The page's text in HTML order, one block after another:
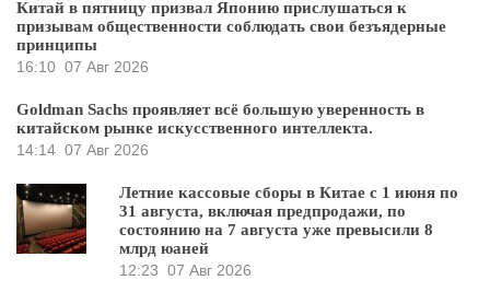
Китай в пятницу призвал Японию прислушаться к
призывам общественности соблюдать свои безъядерные
принципы
16:10 07 Авг 2026
Goldman Sachs проявляет всё большую уверенность в
китайском рынке искусственного интеллекта.
14:14 07 Авг 2026
Летние кассовые сборы в Китае с 1 июня по
31 августа, включая предпродажи, по
состоянию на 7 августа уже превысили 8
млрд юаней
12:23 07 Авг 2026